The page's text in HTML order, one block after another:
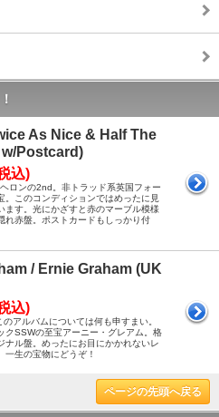
As Nice & Half The
w/Postcard)
込)
ロンの2nd。非トラッド系英国フォー
。このコンディションではめったに見
ます。光にかざすと赤のマーブル模様
れ赤盤。ポストカードもしっかり付
/ Ernie Graham (UK
込)
アルバムについては何も申すまい。
クSSWの至宝アーニー・グレアム。格
ナル盤。めったにお目にかかれないレ
一生の宝物にどうぞ！
ページの先頭へ戻る